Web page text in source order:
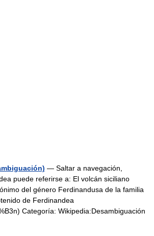
— Saltar a navegación,
puede referirse a: El volcán siciliano
del género Ferdinandusa de la familia
de Ferdinandea
Categoría: Wikipedia:Desambiguación